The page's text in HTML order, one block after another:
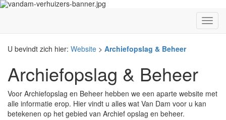
U bevindt zich hier: Website > Archiefopslag & Beheer
Archiefopslag & Beheer
Voor Archiefopslag en Beheer hebben we een aparte website met
alle informatie erop. Hier vindt u alles wat Van Dam voor u kan
betekenen op het gebied van Archief opslag en beheer.